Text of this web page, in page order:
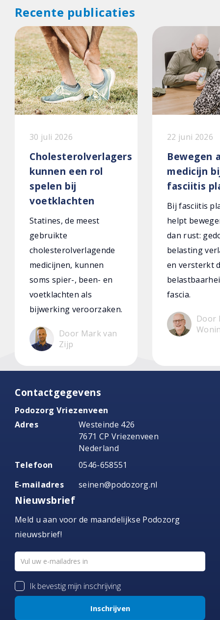
Recente publicaties
30 juli 2026
Cholesterolverlagers
kunnen een rol
spelen bij
voetklachten
Statines, de meest
gebruikte
cholesterolverlagende
medicijnen, kunnen
soms spier-, been- en
voetklachten als
bijwerking veroorzaken.
Door Mark van
Zijp
22 juni 2026
Bewegen
medicijn
fasciitis
Bij fasciitis
helpt
dan rust:
belasting
en versterkt
fascia.
Door
Contactgegevens
Podozorg Vriezenveen
Adres
Westeinde 426
7671 CP Vriezenveen
Nederland
Telefoon
0546-658551
E-mailadres
seinen@podozorg.nl
Nieuwsbrief
Meld u aan voor de maandelijkse Podozorg
nieuwsbrief!